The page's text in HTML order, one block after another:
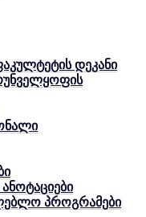
დეკანი
პროგრამები